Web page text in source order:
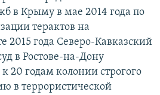
в Крыму в мае 2014 года по
терактов на
2015 года Северо-Кавказский
в Ростове-на-Дону
20 годам колонии строгого
в террористической